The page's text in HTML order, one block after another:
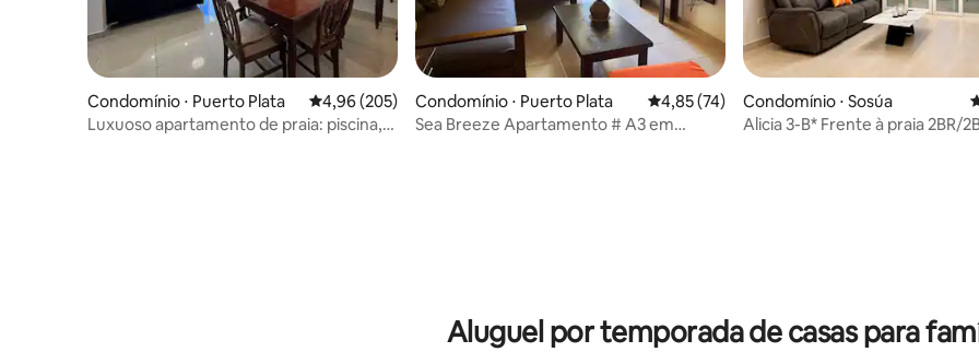
Condomínio ⋅ Puerto Plata 4,96 de uma avaliação média de 5, 205 avaliações
4,96 (205)
Luxuoso apartamento de praia: piscina,
Condomínio ⋅ Puerto Plata 4,85 de uma avaliação média de 5, 74
4,85 (74)
Sea Breeze Apartamento # A3 em
Condomínio ⋅ Sosúa
Alicia 3-B* Frente à praia 2BR/
Aluguel por temporada de casas para